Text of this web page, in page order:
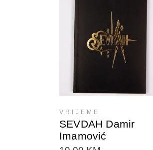
DODAJTE U KORPU
VRIJEME
SEVDAH Damir
Imamović